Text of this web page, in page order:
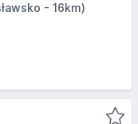
- 16km)